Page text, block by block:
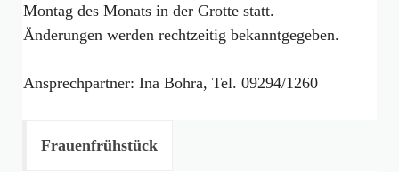
Montag des Monats in der Grotte statt.
Änderungen werden rechtzeitig bekanntgegeben.
Ansprechpartner: Ina Bohra, Tel. 09294/1260
Frauenfrühstück